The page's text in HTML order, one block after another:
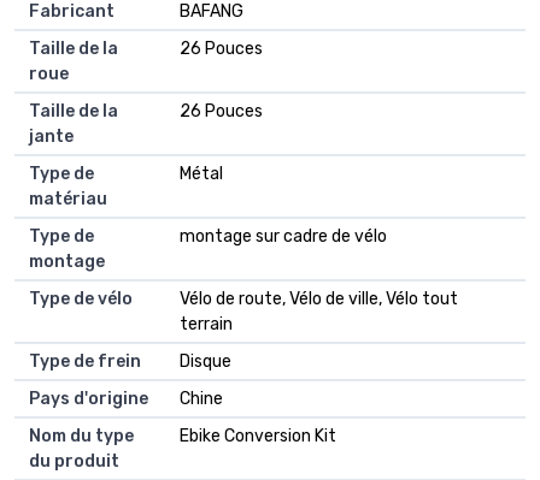
Fabricant
BAFANG
Taille de la
roue
26 Pouces
Taille de la
jante
26 Pouces
Type de
matériau
Métal
Type de
montage
montage sur cadre de vélo
Type de vélo
Vélo de route, Vélo de ville, Vélo tout
terrain
Type de frein
Disque
Pays d'origine
Chine
Nom du type
du produit
Ebike Conversion Kit